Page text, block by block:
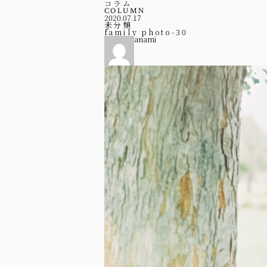
コラム
COLUMN
2020.07.17
未分類
family photo-30
anami